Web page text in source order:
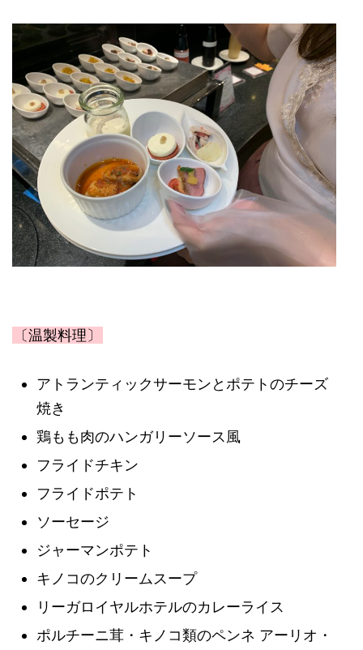
〔温製料理〕
アトランティックサーモンとポテトのチーズ
焼き
鶏もも肉のハンガリーソース風
フライドチキン
フライドポテト
ソーセージ
ジャーマンポテト
キノコのクリームスープ
リーガロイヤルホテルのカレーライス
ポルチーニ茸・キノコ類のペンネ アーリオ・